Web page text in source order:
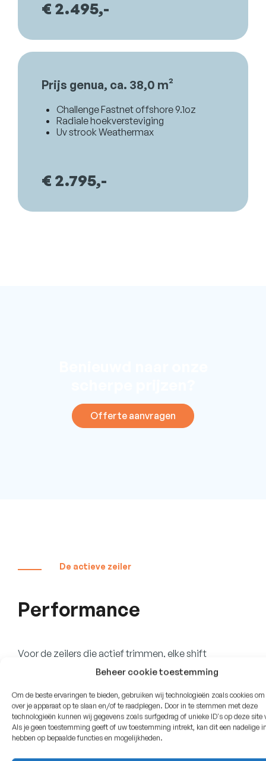
Beheer cookie toestemming
Om de beste ervaringen te bieden, gebruiken wij technologieën zoals cookies
over je apparaat op te slaan en/of te raadplegen. Door in te stemmen met deze
technologieën kunnen wij gegevens zoals surfgedrag of unieke ID's op deze site
Als je geen toestemming geeft of uw toestemming intrekt, kan dit een nadelige
hebben op bepaalde functies en mogelijkheden.
€ 2.495,-
Prijs genua, ca. 38,0 m²
Challenge Fastnet offshore 9.1oz
Radiale hoekversteviging
Uv strook Weathermax
€ 2.795,-
Offerte aanvragen
De actieve zeiler
Performance
Voor de zeilers die actief trimmen, elke shift
meepikken, vergelijkbare boten te snel af willen
zijn en ook met de woensdagavondwedstrijd
graag voorin mee willen varen is er de
performancelijn. Hiervoor gebruiken wij radiaal